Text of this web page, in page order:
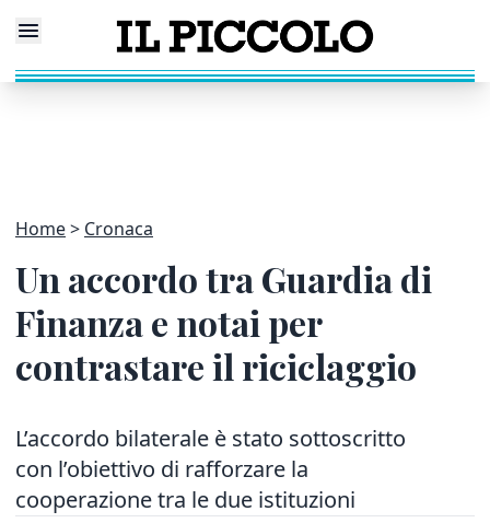
Home Cronaca
Un accordo tra Guardia di
Finanza e notai per
contrastare il riciclaggio
L’accordo bilaterale è stato sottoscritto
con l’obiettivo di rafforzare la
cooperazione tra le due istituzioni